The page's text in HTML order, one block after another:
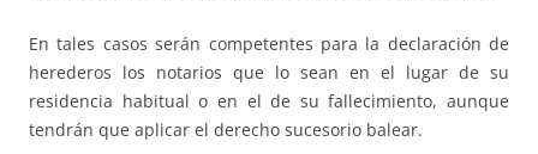
En tales casos serán competentes para la declaración de
herederos los notarios que lo sean en el lugar de su
residencia habitual o en el de su fallecimiento, aunque
tendrán que aplicar el derecho sucesorio balear.